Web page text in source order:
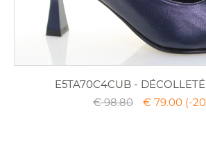
E5TA70C4CUB -
€ 98.80
€ 79.00 (-